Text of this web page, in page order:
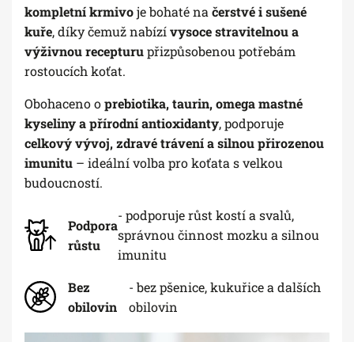
kompletní krmivoje bohaté načerstvé i sušené
kuře, díky čemuž nabízívysoce stravitelnou a
výživnou recepturupřizpůsobenou potřebám
rostoucích koťat.
Obohaceno oprebiotika, taurin, omega mastné
kyseliny a přírodní antioxidanty, podporuje
celkový vývoj, zdravé trávení a silnou přirozenou
imunitu – ideální volba pro koťata s velkou
budoucností.
Podpora
růstu
- podporuje růst kostí a svalů,
správnou činnost mozku a silnou
imunitu
Bez
obilovin
- bez pšenice, kukuřice a dalších
obilovin